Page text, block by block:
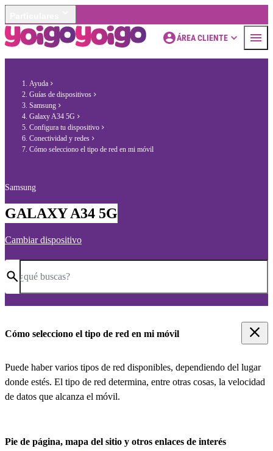
ÁREA CLIENTE
Ayuda
Guías de dispositivos
Samsung
Galaxy A34 5G
Configura tu dispositivo
Conectividad y redes
Cómo selecciono el tipo de red en mi móvil
Samsung
GALAXY A34 5G
Cambiar dispositivo
¿qué buscas?
Cómo selecciono el tipo de red en mi móvil
Puede haber varios tipos de red disponibles, dependiendo del lugar
donde estés. El tipo de red determina, entre otras cosas, la velocidad
de datos que alcanza el móvil.
Pie de página, mapa del sitio y otros enlaces de interés